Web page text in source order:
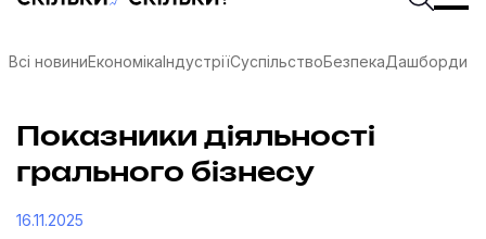
Всі новиниЕкономіка ІндустріїСуспільствоБезпекаДашборди
Показники діяльності
грального бізнесу
16.11.2025